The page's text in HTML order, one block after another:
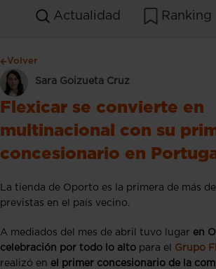
Actualidad Ranking
Volver
Sara Goizueta Cruz
Flexicar se convierte en
multinacional con su
concesionario en
La tienda de Oporto es la primera de más
previstas en el país vecino.
A mediados del mes de abril tuvo lugar en
celebración por todo
lo alto para el Grupo
realizó en el primer concesionario de la